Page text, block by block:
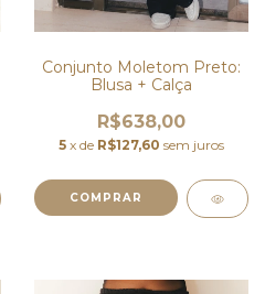
Conjunto Moletom Preto:
Blusa + Calça
R$638,00
5 x de R$127,60 sem juros
COMPRAR